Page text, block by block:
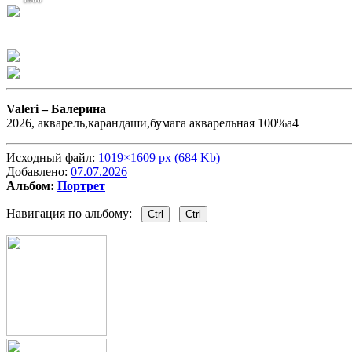
Valeri –Балерина
2026, акварель,карандаши,бумага акварельная 100%а4
Исходный файл: 1019×1609 px (684 Kb)
Добавлено: 07.07.2026
Альбом: Портрет
Навигация по альбому: Ctrl Ctrl